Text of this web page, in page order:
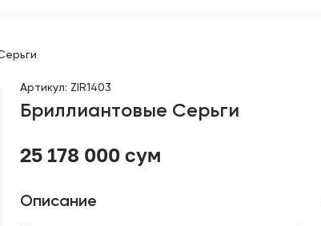
Артикул: ZIR1403
Бриллиантовые Серьги
25 178 000 сум
Описание